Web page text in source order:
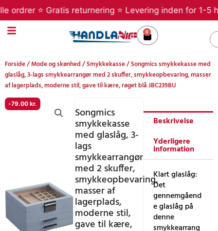
til
indholdet
⭐ Gratis returnering ⭐ Levering inden for 1-5
0
Kurv
Forside/Mode og skønhed/Smykkekasse/ Songmics smykkekasse med
glaslåg, 3-lags smykkearrangør med 2 skuffer, smykkeopbevaring, masser
af lagerplads, moderne stil, gave til kære, røget blå JBC239BU
-79.00 kr.
Songmics
smykkekasse
med glaslåg, 3-
lags
smykkearrangør
med 2 skuffer,
smykkeopbevaring,
masser af
lagerplads,
moderne stil,
gave til kære,
Beskrivelse
Yderligere
information
Klart glaslåg:
Det
gennemgåend
e glaslåg på
denne
smykkearrang